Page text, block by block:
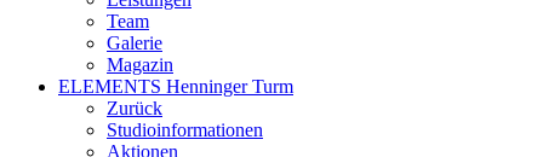
Team
Galerie
Magazin
ELEMENTS Henninger Turm
Zurück
Studioinformationen
Aktionen